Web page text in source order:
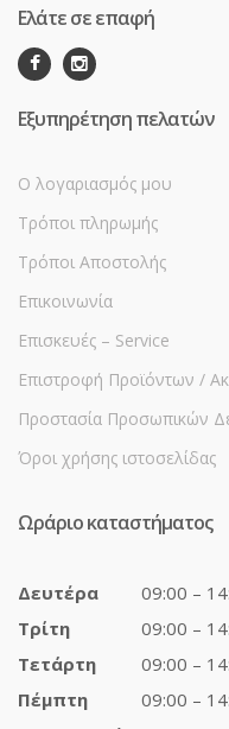
Ελάτε σε επαφή
Εξυπηρέτηση πελατών
Ο λογαριασμός μου
Τρόποι πληρωμής
Τρόποι Αποστολής
Επικοινωνία
Επισκευές – Service
Επιστροφή Προϊόντων /
Προστασία Προσωπικών
Όροι χρήσης ιστοσελίδας
Ωράριο καταστήματος
Δευτέρα
09:00 –
Τρίτη
09:00 –
Τετάρτη
09:00 –
Πέμπτη
09:00 –